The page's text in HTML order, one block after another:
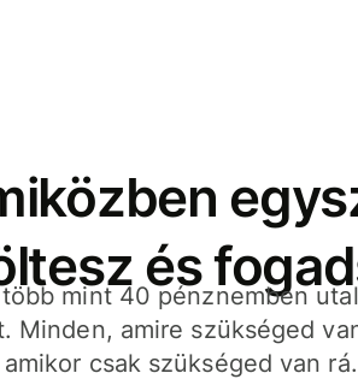
és
mint 40 pénznemben
Minden, amire szükséged
csak szükséged van rá.